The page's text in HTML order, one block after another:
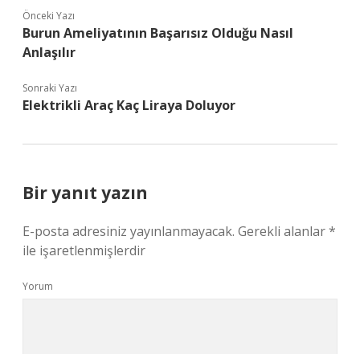
Önceki Yazı
Burun Ameliyatının Başarısız Olduğu Nasıl
Anlaşılır
Sonraki Yazı
Elektrikli Araç Kaç Liraya Doluyor
Bir yanıt yazın
E-posta adresiniz yayınlanmayacak. Gerekli alanlar*
ile işaretlenmişlerdir
Yorum